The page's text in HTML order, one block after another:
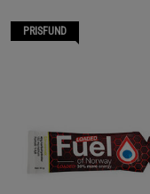
PRISFUND